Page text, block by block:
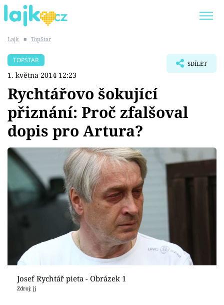
SHOPAHOLICADEL
Témata
Showbyznys
Youtubeři
Virály
Sex a vztahy
Videa
Sledujte prima+
Lajk ■ TopStar
TOPSTAR
1. května 2014 12:23
SDÍLET
Rychtářovo šokující
přiznání: Proč zfalšoval
dopis pro Artura?
Josef Rychtář pieta - Obrázek 1
Zdroj: jj